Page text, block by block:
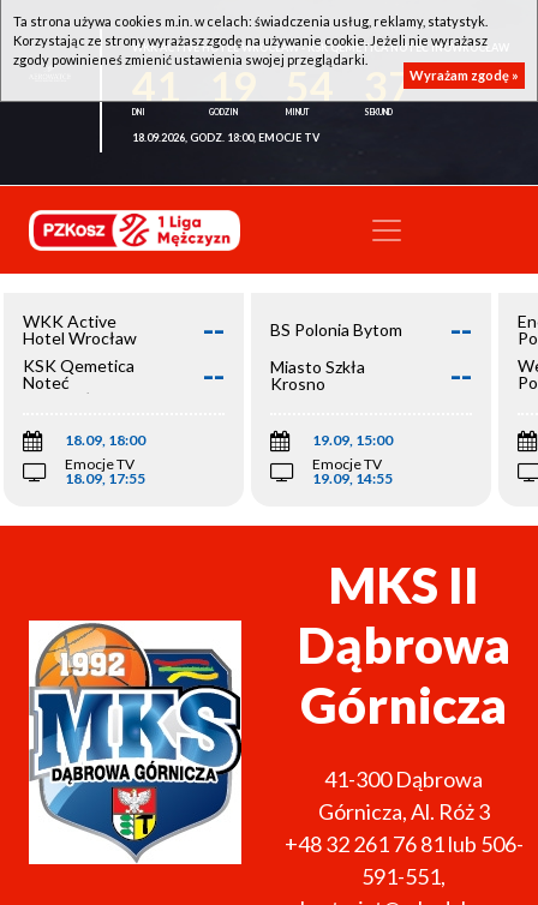
WKK ACTIVE HOTEL WROCŁAW - KSK QEMETICA NOTEĆ INOWROCŁAW
37
18.09.2026, GODZ. 18:00, EMOCJE TV
WKK Active
Hotel Wrocław
--
KSK Qemetica
Noteć
Inowrocław
--
18.09, 18:00
Emocje TV
18.09, 17:55
BS Polonia Bytom --
Miasto Szkła
Krosno
--
19.09, 15:00
Emocje TV
19.09, 14:55
MKS II
Dąbrowa
Górnicza
41-300 Dąbrowa
Górnicza,Al. Róż 3
+48 32 261 76 81 lub 506-
591-551,
Ta strona używa cookies m.in. w celach: świadczenia usług, reklamy, statystyk.
Korzystając ze strony wyrażasz zgodę na używanie cookie. Jeżeli nie wyrażasz
zgody powinieneś zmienić ustawienia swojej przeglądarki.
Wyrażam zgodę »